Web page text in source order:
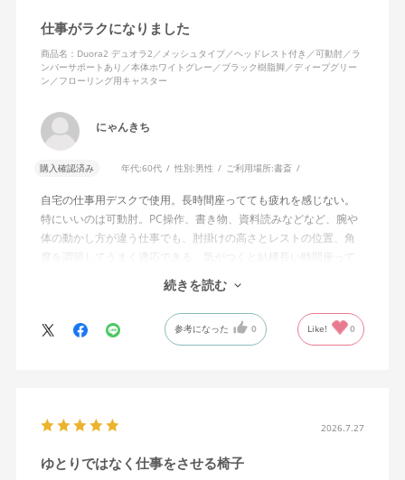
仕事がラクになりました
商品名：Duora2 デュオラ2／メッシュタイプ／ヘッドレスト付き／可動肘／ラ
ンバーサポートあり／本体ホワイトグレー／ブラック樹脂脚／ディープグリー
ン／フローリング用キャスター
にゃんきち
購入確認済み 年代:60代 性別:男性 ご利用場所:書斎
自宅の仕事用デスクで使用。長時間座ってても疲れを感じない。
特にいいのは可動肘。PC操作、書き物、資料読みなどなど、腕や
体の動かし方が違う仕事でも、肘掛けの高さとレストの位置、角
度を調節してうまく適応できる。気がつくと結構長い時間座って
ランバーサポートは思ったよりやさしいサポート。従来使ってい
た骨盤サポートチェアよりも支える感じは緩やかだが、姿勢の崩
の夏の暑さを考えてメッシュを選んで正解。暑気が上がる2階の仕
ープグリーンも爽やかさを感じさせてGOOD。
続きを読む
参考になった 0 Like! 0
2026.7.27
ゆとりではなく仕事をさせる椅子